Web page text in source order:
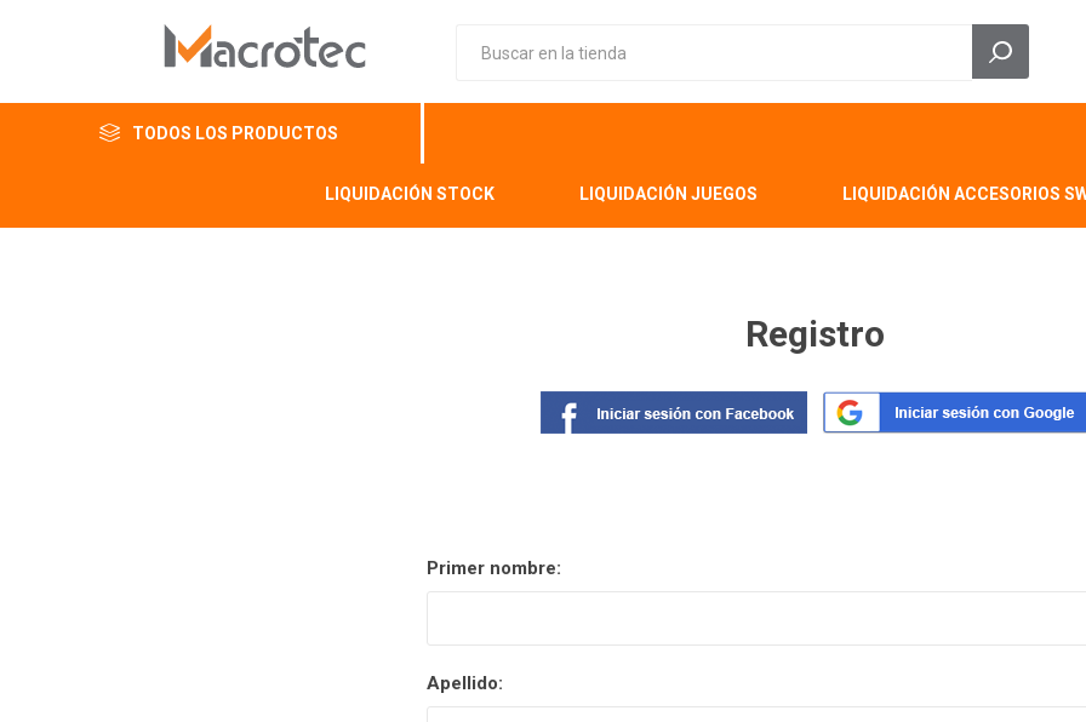
TODOS LOS PRODUCTOS
LIQUIDACIÓN STOCK LIQUIDACIÓN JUEGOS LIQUIDACIÓN ACCESORIOS
Registro
Primer nombre:
Apellido: